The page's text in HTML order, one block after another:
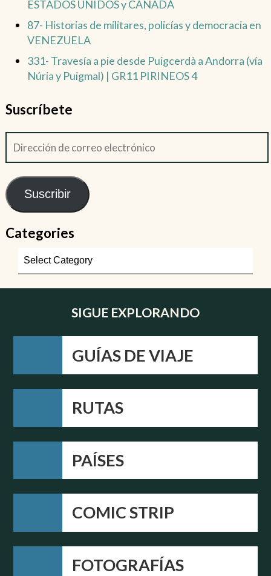
ESTADOS UNIDOS y CANADÁ
87- Historias de militares, policías y democracia en
VENEZUELA
331- Travesía a pie desde Puigcerdà a Andorra (vía
Núria y Puigmal) | GR11 PIRINEOS 4
Suscríbete
Suscribir
Categories
SIGUE EXPLORANDO
GUÍAS DE VIAJE
RUTAS
PAÍSES
COMIC STRIP
FOTOGRAFÍAS